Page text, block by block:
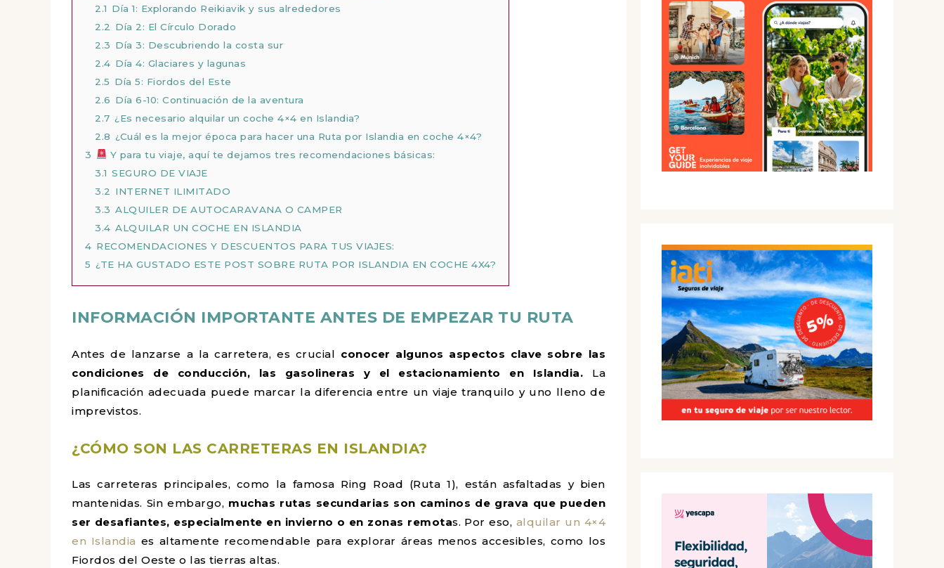
2.1 Día 1: Explorando Reikiavik y sus alrededores
2.2
Día 2: El Círculo Dorado
2.3 Día 3: Descubriendo la costa sur
2.4 Día 4: Glaciares y lagunas
2.5 Día 5: Fiordos del Este
2.6 Día 6-10: Continuación de la aventura
2.7 ¿Es necesario alquilar un coche 4×4 en Islandia?
2.8 ¿Cuál es la mejor época para hacer una Ruta por Islandia en coche 4×4?
3
Y para tu viaje, aquí te dejamos tres recomendaciones básicas:
3.1 SEGURO DE VIAJE
3.2
INTERNET ILIMITADO
3.3 ALQUILER DE AUTOCARAVANA O CAMPER
3.4 ALQUILAR UN COCHE EN ISLANDIA
4 RECOMENDACIONES Y DESCUENTOS PARA TUS VIAJES:
5 ¿TE HA GUSTADO ESTE POST SOBRE RUTA POR ISLANDIA EN COCHE 4X4?
INFORMACIÓN IMPORTANTE ANTES DE EMPEZAR TU RUTA
Antes de lanzarse a la carretera, es crucial conocer algunos aspectos clave sobre las
condiciones de conducción, las gasolineras y el estacionamiento en Islandia. La
planificación adecuada puede marcar la diferencia entre un viaje tranquilo y uno lleno de
imprevistos.
¿CÓMO SON LAS CARRETERAS EN ISLANDIA?
Las carreteras principales, como la famosa Ring Road (Ruta 1), están asfaltadas y bien
mantenidas. Sin embargo, muchas rutas secundarias son caminos de grava que pueden
ser desafiantes, especialmente en invierno o en zonas remotas. Por eso, alquilar un 4×4
en Islandia es altamente recomendable para explorar áreas menos accesibles, como los
Fiordos del Oeste o las tierras altas.